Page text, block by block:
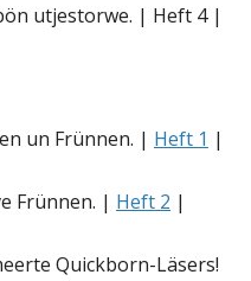
utjestorwe. | Heft 4 |
un Frünnen. | Heft 1 |
Frünnen. | Heft 2 |
Quickborn-Läsers!